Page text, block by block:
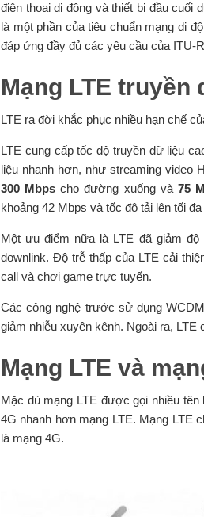
điện thoại di động và thiết bị đầu cuối
là một phần của tiêu chuẩn mạng di
đáp ứng đầy đủ các yêu cầu của
Mạng LTE truyền
LTE ra đời khắc phục nhiều hạn chế
LTE cung cấp tốc độ truyền dữ liệu
liệu nhanh hơn, như streaming video
300 Mbps cho đường xuống và 75
khoảng 42 Mbps và tốc độ tải lên tối
Một ưu điểm nữa là LTE đã giảm
downlink. Độ trễ thấp của LTE cải
call và chơi game trực tuyến.
Các công nghệ trước sử dụng
giảm nhiễu xuyên kênh. Ngoài ra,
Mạng LTE và
Mặc dù mạng LTE được gọi nhiều
4G nhanh hơn mạng LTE. Mạng LTE
là mạng 4G.